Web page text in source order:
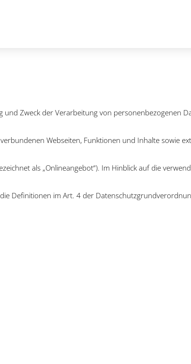
Zweck der Verarbeitung von personenbezogenen
Webseiten, Funktionen und Inhalte sowie
als „Onlineangebot“). Im Hinblick auf die
Definitionen im Art. 4 der